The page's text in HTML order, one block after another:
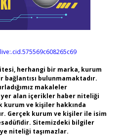
herhangi bir marka, kurum
bağlantısı bulunmamaktadır.
makaleler
yer alan içerikler haber niteliği
kurum ve kişiler hakkında
Gerçek kurum ve kişiler ile isim
Sitemizdeki bilgiler
niteliği taşımazlar.